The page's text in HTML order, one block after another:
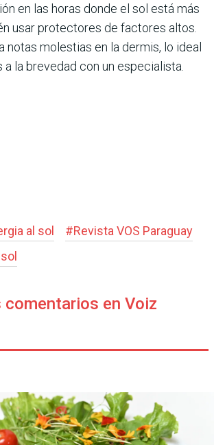
en las horas donde el sol está más
usar protectores de factores altos.
notas molestias en la dermis, lo ideal
la brevedad con un especialista.
al sol #Revista VOS Paraguay
comentarios en Voiz